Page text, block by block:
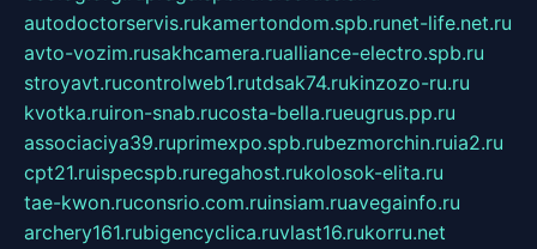
autodoctorservis.rukamertondom.spb.runet-life.net.ru
avto-vozim.rusakhcamera.rualliance-electro.spb.ru
stroyavt.rucontrolweb1.rutdsak74.rukinzozo-ru.ru
kvotka.ruiron-snab.rucosta-bella.rueugrus.pp.ru
associaciya39.ruprimexpo.spb.rubezmorchin.ruia2.ru
cpt21.ruispecspb.ruregahost.rukolosok-elita.ru
tae-kwon.ruconsrio.com.ruinsiam.ruavegainfo.ru
archery161.rubigencyclica.ruvlast16.rukorru.net